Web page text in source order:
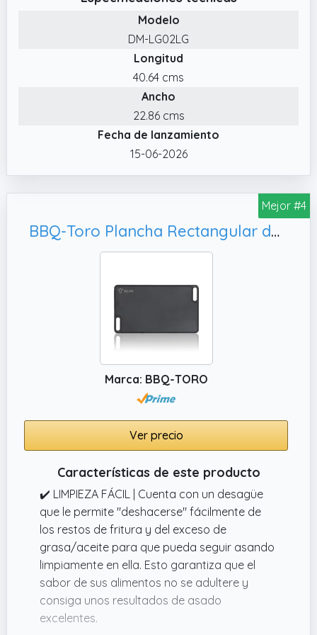
✔️ Placa de hierro fundido reversible: la
plancha de la estufa tiene prácticos lados
reversibles. El lado liso es ideal para preparar
sándwiches de queso a la parrilla, huevos y
✔️ Plancha de hierro fundido de
calentamiento uniforme: la superficie de la
placa está hecha de hierro fundido duradero
calor, manteniendo el sabor original.
afilados y no dejes la plancha en el agua
durante más de 10 minutos, de lo contrario
Modelo
DM-LG02LG
Longitud
40.64 cms
Ancho
22.86 cms
Fecha de lanzamiento
15-06-2026
Mejor #4
BBQ-Toro Plancha Rectangular de Hierro Fundido | 40 x 23 cm | Placa Reversible, Sartén
Marca: BBQ-TORO
Ver precio
Características de este producto
✔️ LIMPIEZA FÁCIL | Cuenta con un desagüe
que le permite "deshacerse" fácilmente de
los restos de fritura y del exceso de
grasa/aceite para que pueda seguir asando
limpiamente en ella. Esto garantiza que el
sabor de sus alimentos no se adultere y
consiga unos resultados de asado
excelentes.